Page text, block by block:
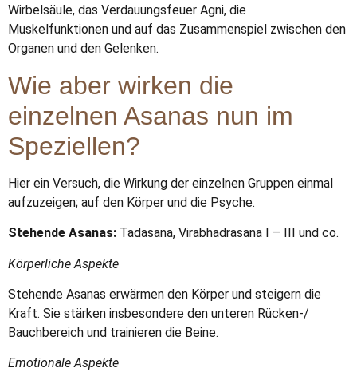
Wirbelsäule, das Verdauungsfeuer Agni, die
Muskelfunktionen und auf das Zusammenspiel zwischen den
Organen und den Gelenken.
Wie aber wirken die
einzelnen Asanas nun im
Speziellen?
Hier ein Versuch, die Wirkung der einzelnen Gruppen einmal
aufzuzeigen; auf den Körper und die Psyche.
Stehende Asanas: Tadasana, Virabhadrasana I – III und co.
Körperliche Aspekte
Stehende Asanas erwärmen den Körper und steigern die
Kraft. Sie stärken insbesondere den unteren Rücken-/
Bauchbereich und trainieren die Beine.
Emotionale Aspekte